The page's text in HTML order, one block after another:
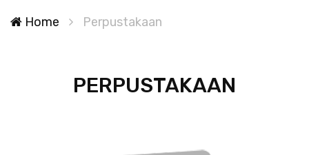
Home Perpustakaan
PERPUSTAKAAN